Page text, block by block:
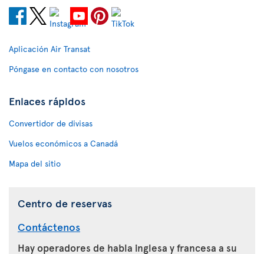
Aplicación Air Transat
Póngase en contacto con nosotros
Enlaces rápidos
Convertidor de divisas
Vuelos económicos a Canadá
Mapa del sitio
Centro de reservas
Contáctenos
Hay operadores de habla inglesa y francesa a su